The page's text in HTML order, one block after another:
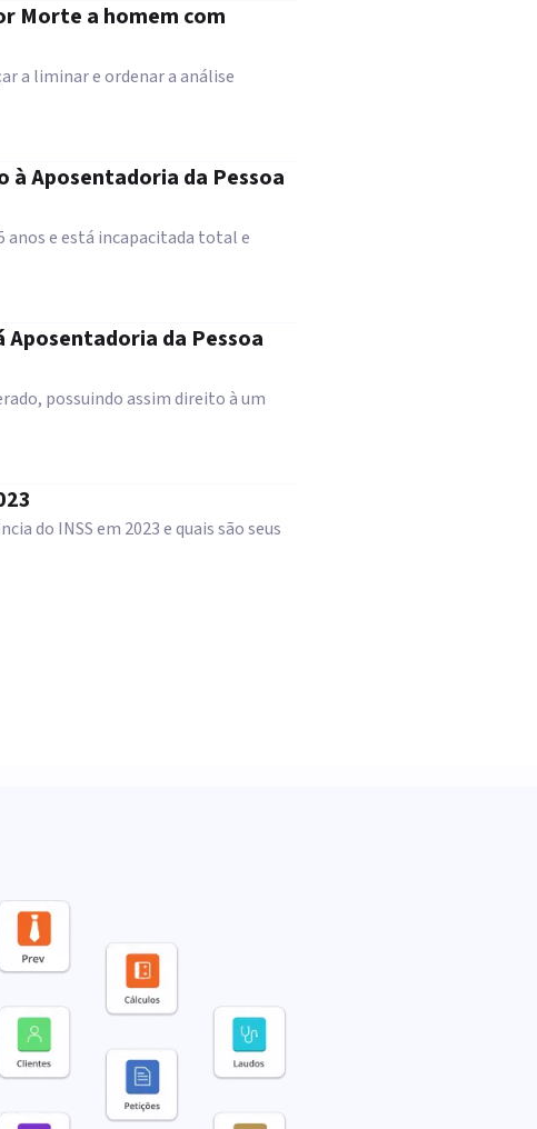
Morte a homem com
a liminar e ordenar a análise
Aposentadoria da Pessoa
anos e está incapacitada total e
da Pessoa
possuindo assim direito à um
do INSS em 2023 e quais são seus